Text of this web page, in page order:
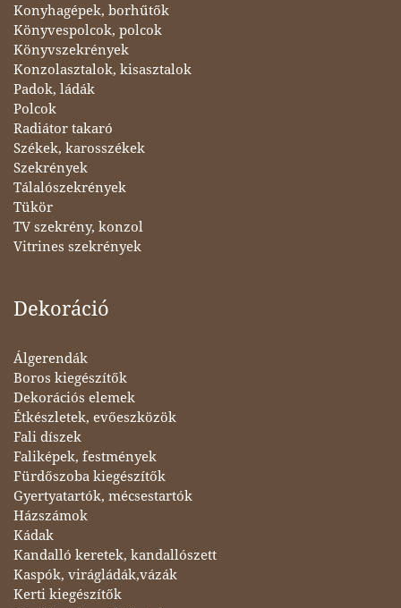
Konyhagépek, borhűtők
Könyvespolcok, polcok
Könyvszekrények
Konzolasztalok, kisasztalok
Padok, ládák
Polcok
Radiátor takaró
Székek, karosszékek
Szekrények
Tálalószekrények
Tükör
TV szekrény, konzol
Vitrines szekrények
Dekoráció
Álgerendák
Boros kiegészítők
Dekorációs elemek
Étkészletek, evőeszközök
Fali díszek
Faliképek, festmények
Fürdőszoba kiegészítők
Gyertyatartók, mécsestartók
Házszámok
Kádak
Kandalló keretek, kandallószett
Kaspók, virágládák,vázák
Kerti kiegészítők